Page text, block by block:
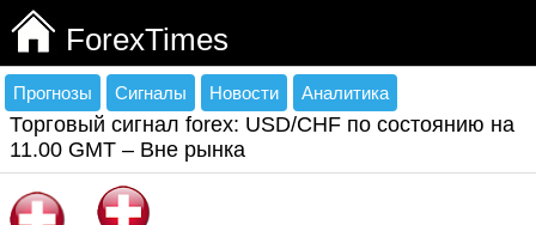
ForexTimes
Прогнозы Сигналы Новости Аналитика
Торговый сигнал forex: USD/CHF по состоянию на
11.00 GMT – Вне рынка